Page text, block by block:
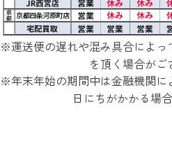
※運送便の遅れや混み具合によっ
を頂く場合がご
※年末年始の期間中は金融機関に
日にちがかかる場